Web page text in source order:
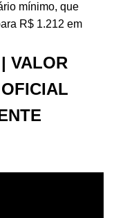
mínimo, que
R$ 1.212 em
VALOR